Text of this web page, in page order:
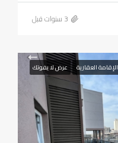
الإقامة العقارية عرض لا يفوتك